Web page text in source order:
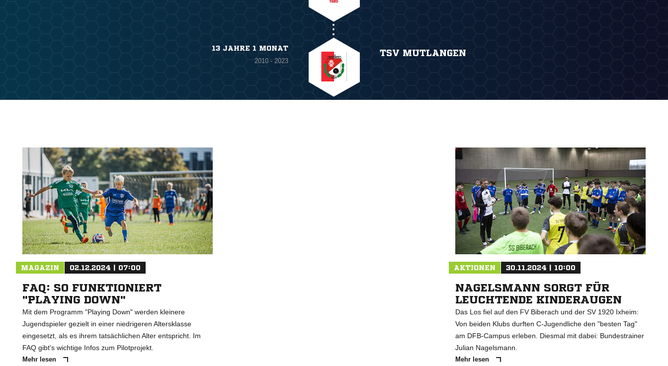
13 JAHRE 1 MONAT
2010 - 2023
TSV MUTLANGEN
MAGAZIN 02.12.2024 | 07:00
FAQ: SO FUNKTIONIERT
"PLAYING DOWN"
Mit dem Programm "Playing Down" werden kleinere
Jugendspieler gezielt in einer niedrigeren Altersklasse
eingesetzt, als es ihrem tatsächlichen Alter entspricht. Im
FAQ gibt's wichtige Infos zum Pilotprojekt.
Mehr lesen
AKTIONEN 30.11.2024 | 10:00
NAGELSMANN SORGT FÜR
LEUCHTENDE KINDERAUGEN
Das Los fiel auf den FV Biberach und der SV 1920 Ixheim:
Von beiden Klubs durften C-Jugendliche den "besten Tag"
am DFB-Campus erleben. Diesmal mit dabei: Bundestrainer
Julian Nagelsmann.
Mehr lesen